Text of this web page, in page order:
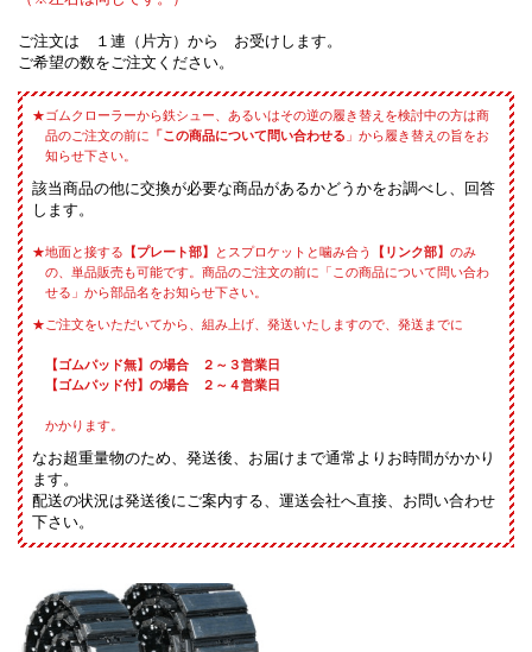
ご注文は １連（片方）から お受けします。
ご希望の数をご注文ください。
ゴムクローラーから鉄シュー、あるいはその逆の履き替えを検討中の方は商
品のご注文の前に 「この商品について問い合わせる 」から履き替えの旨をお
知らせ下さい。
該当商品の他に交換が必要な商品があるかどうかをお調べし、回答
します。
地面と接する 【プレート部】 とスプロケットと噛み合う 【リンク部】のみ
の、単品販売も可能です。商品のご注文の前に「この商品について問い合わ
せる」から部品名をお知らせ下さい。
ご注文をいただいてから、組み上げ、発送いたしますので、発送までに
【ゴムパッド無】の場合 ２～３営業日
【ゴムパッド付】の場合 ２～４営業日
かかります。
なお超重量物のため、発送後、お届けまで通常よりお時間がかかり
ます。
配送の状況は発送後にご案内する、運送会社へ直接、お問い合わせ
下さい。